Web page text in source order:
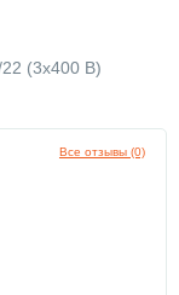
Все отзывы (0)